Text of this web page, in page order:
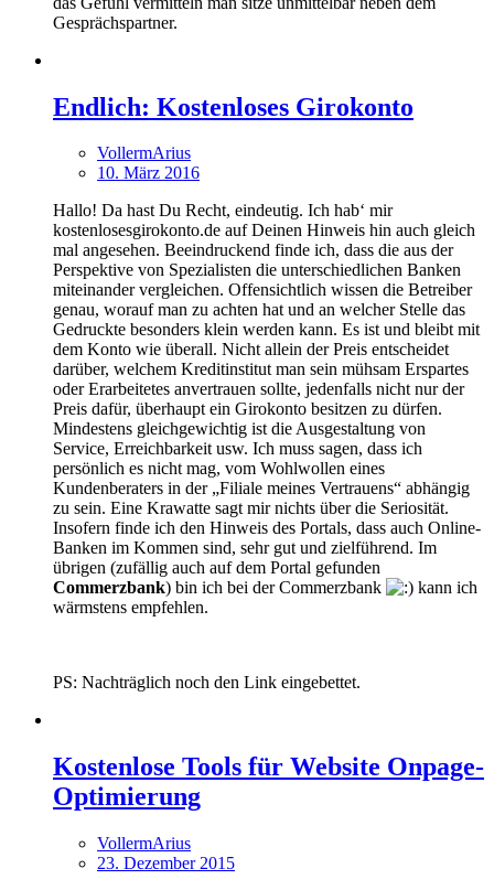
Gesprächspartner.
​Endlich: Kostenloses Girokonto
VollermArius
10. März 2016
Hallo! Da hast Du Recht, eindeutig. Ich hab‘ mir
kostenlosesgirokonto.de auf Deinen Hinweis hin auch gleich
mal angesehen. Beeindruckend finde ich, dass die aus der
Perspektive von Spezialisten die unterschiedlichen Banken
miteinander vergleichen. Offensichtlich wissen die Betreiber
genau, worauf man zu achten hat und an welcher Stelle das
Gedruckte besonders klein werden kann. Es ist und bleibt mit
dem Konto wie überall. Nicht allein der Preis entscheidet
darüber, welchem Kreditinstitut man sein mühsam Erspartes
oder Erarbeitetes anvertrauen sollte, jedenfalls nicht nur der
Preis dafür, überhaupt ein Girokonto besitzen zu dürfen.
Mindestens gleichgewichtig ist die Ausgestaltung von
Service, Erreichbarkeit usw. Ich muss sagen, dass ich
persönlich es nicht mag, vom Wohlwollen eines
Kundenberaters in der „Filiale meines Vertrauens“ abhängig
zu sein. Eine Krawatte sagt mir nichts über die Seriosität.
Insofern finde ich den Hinweis des Portals, dass auch Online-
Banken im Kommen sind, sehr gut und zielführend. Im
übrigen (zufällig auch auf dem Portal gefunden
Commerzbank) bin ich bei der Commerzbank
kann ich
wärmstens empfehlen.
PS: Nachträglich noch den Link eingebettet.
Kostenlose Tools für Website Onpage-
Optimierung
VollermArius
23. Dezember 2015